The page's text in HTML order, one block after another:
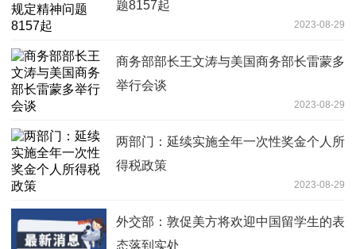
题8157起
2023-08-29
商务部部长王文涛与美国商务部长雷蒙多
举行会谈
2023-08-29
两部门：延续实施全年一次性奖金个人所
得税政策
2023-08-29
外交部：敦促美方将欢迎中国留学生的表
态落到实处